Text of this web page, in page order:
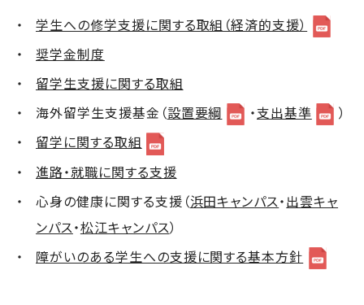
学生への修学支援に関する取組（経済的支援）
奨学金制度
留学生支援に関する取組
海外留学生支援基金（設置要綱 ・支出基準
）
留学に関する取組
進路・就職に関する支援
心身の健康に関する支援（浜田キャンパス・出雲キャ
ンパス・松江キャンパス）
障がいのある学生への支援に関する基本方針